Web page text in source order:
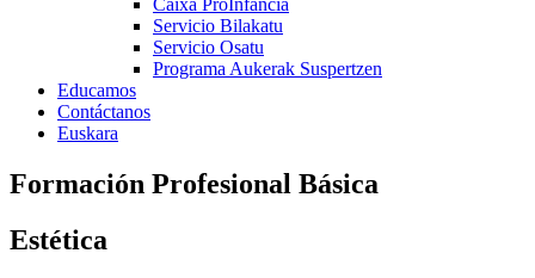
Caixa ProInfancia
Servicio Bilakatu
Servicio Osatu
Programa Aukerak Suspertzen
Educamos
Contáctanos
Euskara
Formación Profesional Básica
Estética